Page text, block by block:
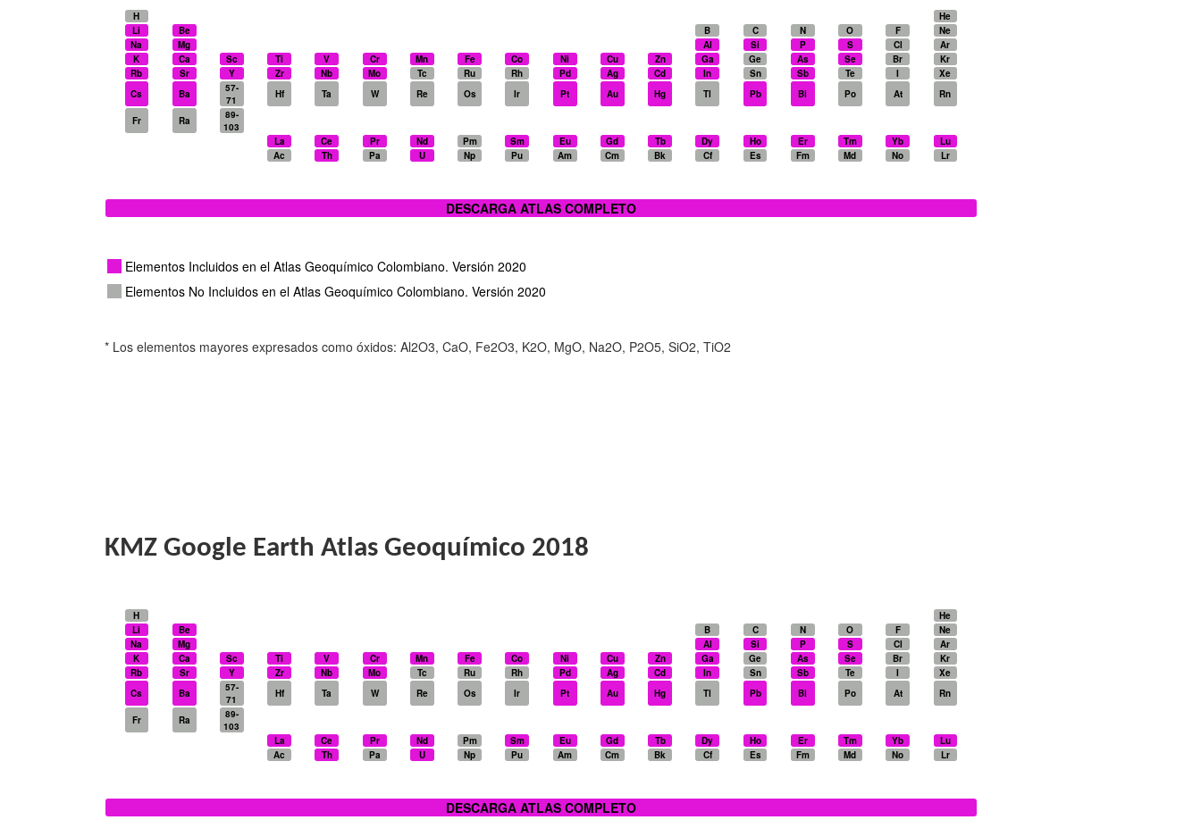
H
He
Li
Be B C N O F
Ne
Na
Mg Al Si P S Cl
Ar
K
Ca Sc Ti V Cr Mn Fe Co Ni Cu Zn Ga Ge As Se Br
Kr
Rb
Sr Y Zr Nb Mo Tc Ru Rh Pd Ag Cd In Sn Sb Te I
Xe
Cs
Ba
57-
71
Hf Ta W Re Os Ir Pt Au Hg Tl Pb Bi Po At Rn
Fr Ra
89-
103
La
Ce Pr Nd Pm Sm Eu Gd Tb Dy Ho Er Tm Yb
Lu
Ac
Th Pa U Np Pu Am Cm Bk Cf Es Fm Md No Lr
DESCARGA ATLAS COMPLETO
Elementos Incluidos en el Atlas Geoquímico Colombiano. Versión 2020
Elementos No Incluidos en el Atlas Geoquímico Colombiano. Versión 2020
* Los elementos mayores expresados como óxidos: Al2O3, CaO, Fe2O3, K2O, MgO, Na2O, P2O5, SiO2, TiO2
KMZ Google Earth Atlas Geoquímico 2018
H
​He
Li
Be B C N O F
Ne
Na
Mg Al Si P S Cl
Ar
K
Ca Sc Ti V Cr Mn Fe Co Ni Cu Zn Ga Ge As Se Br
Kr
Rb
Sr Y Zr Nb Mo Tc Ru Rh Pd Ag Cd In Sn Sb Te I
Xe
Cs
Ba
57-
71
Hf Ta W Re Os Ir Pt Au Hg Tl Pb Bi Po At Rn
Fr Ra
89-
103
La
Ce Pr Nd Pm Sm Eu Gd Tb Dy Ho Er Tm Yb
Lu
Ac
Th Pa U Np Pu Am Cm Bk Cf Es Fm Md No Lr
DESCARGA ATLAS COMPLETO